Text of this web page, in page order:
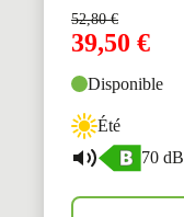
52,80€
39,50 €
Disponible
Été
70 dB